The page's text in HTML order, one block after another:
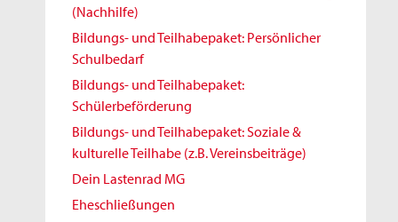
(Nachhilfe)
Bildungs- und Teilhabepaket: Persönlicher
Schulbedarf
Bildungs- und Teilhabepaket:
Schülerbeförderung
Bildungs- und Teilhabepaket: Soziale &
kulturelle Teilhabe (z.B. Vereinsbeiträge)
Dein Lastenrad MG
Eheschließungen